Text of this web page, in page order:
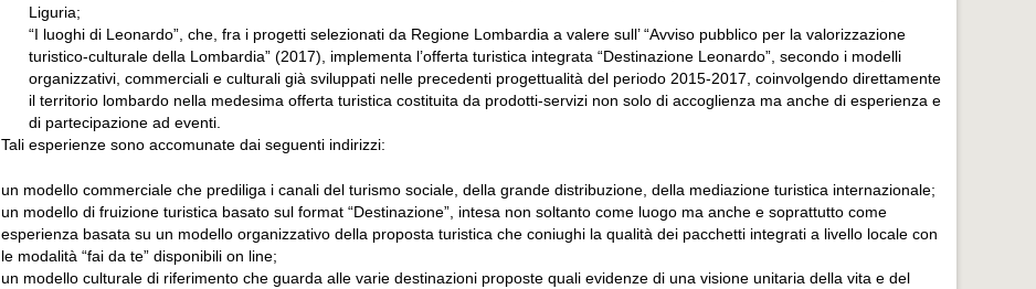
Liguria;
“I luoghi di Leonardo”, che, fra i progetti selezionati da Regione Lombardia a valere sull’ “Avviso pubblico per la valorizzazione
turistico-culturale della Lombardia” (2017), implementa l’offerta turistica integrata “Destinazione Leonardo”, secondo i modelli
organizzativi, commerciali e culturali già sviluppati nelle precedenti progettualità del periodo 2015-2017, coinvolgendo direttamente
il territorio lombardo nella medesima offerta turistica costituita da prodotti-servizi non solo di accoglienza ma anche di esperienza e
di partecipazione ad eventi.
Tali esperienze sono accomunate dai seguenti indirizzi:
un modello commerciale che prediliga i canali del turismo sociale, della grande distribuzione, della mediazione turistica internazionale;
un modello di fruizione turistica basato sul format “Destinazione”, intesa non soltanto come luogo ma anche e soprattutto come
esperienza basata su un modello organizzativo della proposta turistica che coniughi la qualità dei pacchetti integrati a livello locale con
le modalità “fai da te” disponibili on line;
un modello culturale di riferimento che guarda alle varie destinazioni proposte quali evidenze di una visione unitaria della vita e del